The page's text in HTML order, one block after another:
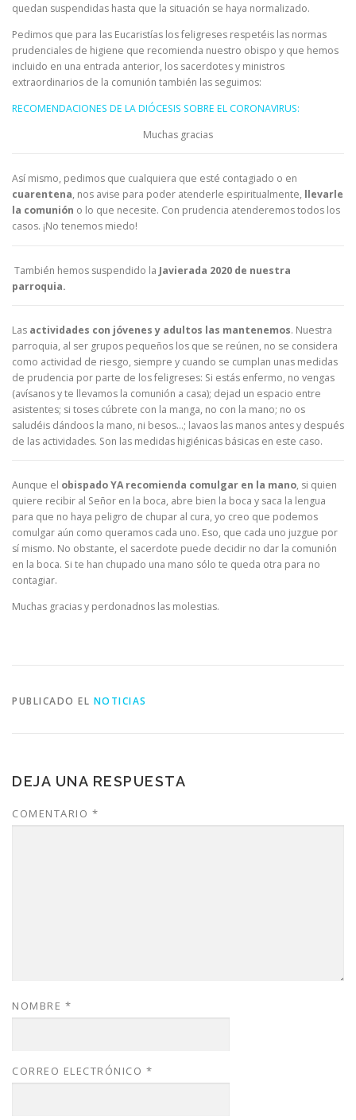
quedan suspendidas hasta que la situación se haya normalizado.
Pedimos que para las Eucaristías los feligreses respetéis las normas
prudenciales de higiene que recomienda nuestro obispo y que hemos
incluido en una entrada anterior, los sacerdotes y ministros
extraordinarios de la comunión también las seguimos:
RECOMENDACIONES DE LA DIÓCESIS SOBRE EL CORONAVIRUS:
Muchas gracias
Así mismo, pedimos que cualquiera que esté contagiado o en
cuarentena, nos avise para poder atenderle espiritualmente, llevarle
la comunión o lo que necesite. Con prudencia atenderemos todos los
casos. ¡No tenemos miedo!
También hemos suspendido la Javierada 2020 de nuestra
parroquia.
Las actividades con jóvenes y adultos las mantenemos. Nuestra
parroquia, al ser grupos pequeños los que se reúnen, no se considera
como actividad de riesgo, siempre y cuando se cumplan unas medidas
de prudencia por parte de los feligreses: Si estás enfermo, no vengas
(avísanos y te llevamos la comunión a casa); dejad un espacio entre
asistentes; si toses cúbrete con la manga, no con la mano; no os
saludéis dándoos la mano, ni besos…; lavaos las manos antes y después
de las actividades. Son las medidas higiénicas básicas en este caso.
Aunque el obispado YA recomienda comulgar en la mano, si quien
quiere recibir al Señor en la boca, abre bien la boca y saca la lengua
para que no haya peligro de chupar al cura, yo creo que podemos
comulgar aún como queramos cada uno. Eso, que cada uno juzgue por
sí mismo. No obstante, el sacerdote puede decidir no dar la comunión
en la boca. Si te han chupado una mano sólo te queda otra para no
contagiar.
Muchas gracias y perdonadnos las molestias.
PUBLICADO EL NOTICIAS
DEJA UNA RESPUESTA
COMENTARIO *
NOMBRE *
CORREO ELECTRÓNICO *